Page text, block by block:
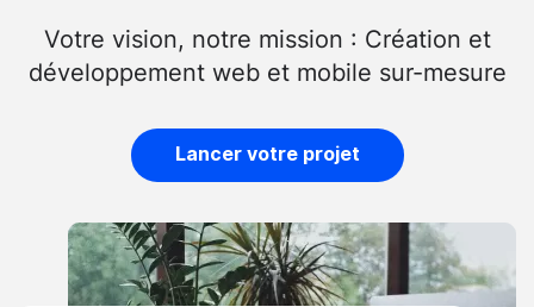
Votre vision, notre mission : Création et
développement web et mobile sur-mesure
Lancer votre projet